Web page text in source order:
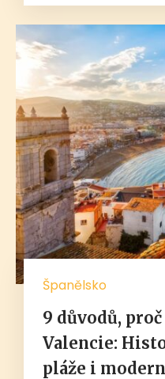
Španělsko
9 důvodů,
Valencie:
pláže i